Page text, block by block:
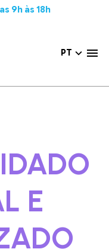
9h às 18h
PT
E